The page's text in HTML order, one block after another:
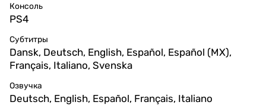
Консоль
PS4
Субтитры
Dansk, Deutsch, English, Español, Español (MX),
Français, Italiano, Svenska
Озвучка
Deutsch, English, Español, Français, Italiano